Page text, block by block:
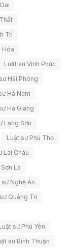
Trì
Hòa
Luật sư Vĩnh Phúc
Hải Phòng
Hà Nam
Hà Giang
Lạng Sơn
Luật sư Phú Thọ
Lai Châu
La
sư Nghệ An
Quảng Trị
sư Phú Yên
sư Bình Thuận